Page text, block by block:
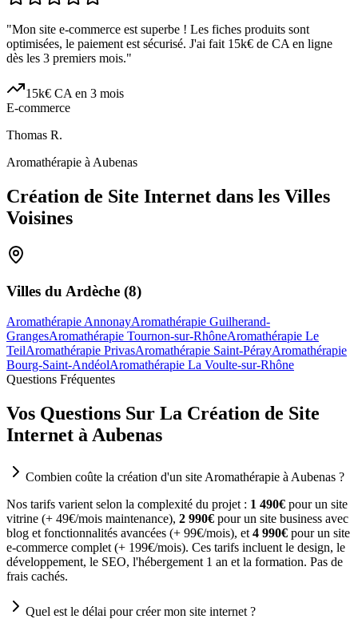
"Mon site e-commerce est superbe ! Les fiches produits sont
optimisées, le paiement est sécurisé. J'ai fait 15k€ de CA en ligne
dès les 3 premiers mois."
15k€ CA en 3 mois
E-commerce
Thomas R.
Aromathérapie à Aubenas
Création de Site Internet dans les Villes
Voisines
Villes du Ardèche (8)
Aromathérapie AnnonayAromathérapie Guilherand-
GrangesAromathérapie Tournon-sur-RhôneAromathérapie Le
TeilAromathérapie PrivasAromathérapie Saint-PérayAromathérapie
Bourg-Saint-AndéolAromathérapie La Voulte-sur-Rhône
Questions Fréquentes
Vos Questions Sur La Création de Site
Internet à Aubenas
Combien coûte la création d'un site Aromathérapie à Aubenas ?
Nos tarifs varient selon la complexité du projet : 1 490€ pour un site
vitrine (+ 49€/mois maintenance), 2 990€ pour un site business avec
blog et fonctionnalités avancées (+ 99€/mois), et 4 990€ pour un site
e-commerce complet (+ 199€/mois). Ces tarifs incluent le design, le
développement, le SEO, l'hébergement 1 an et la formation. Pas de
frais cachés.
Quel est le délai pour créer mon site internet ?